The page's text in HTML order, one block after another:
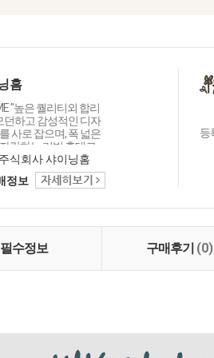
홈
"높은 퀄리티외 합리
던하고 감성적인 디자
사로 잡으며, 폭 넓은
랑하는 리빙 홈데코
닝홈입니다.
식회사 샤이닝홈
정보
등
필수정보 구매후기 (0)